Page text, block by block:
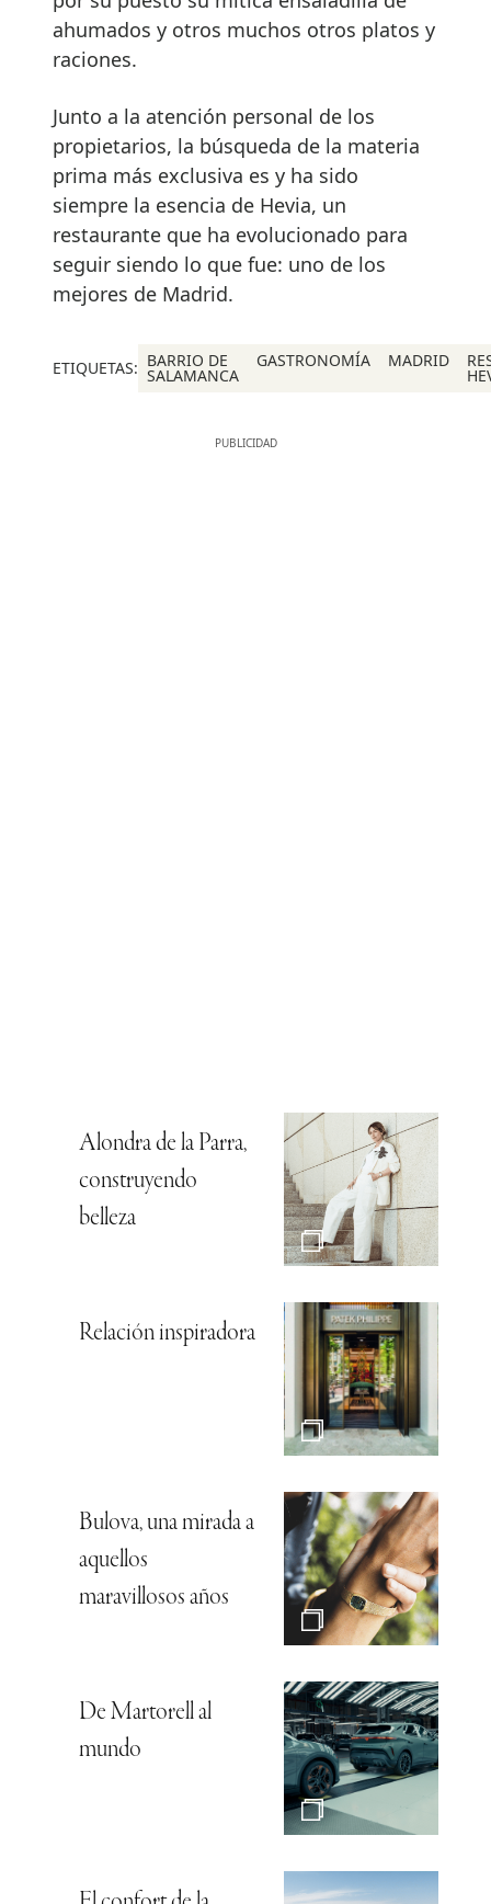
ahumados y otros muchos otros platos y
raciones.
Junto a la atención personal de los
propietarios, la búsqueda de la materia
prima más exclusiva es y ha sido
siempre la esencia de Hevia, un
restaurante que ha evolucionado para
seguir siendo lo que fue: uno de los
mejores de Madrid.
ETIQUETAS: BARRIO DE
SALAMANCA
GASTRONOMÍA MADRID
Alondra de la Parra,
construyendo
belleza
Relación inspiradora
Bulova, una mirada a
aquellos
maravillosos años
De Martorell al
mundo